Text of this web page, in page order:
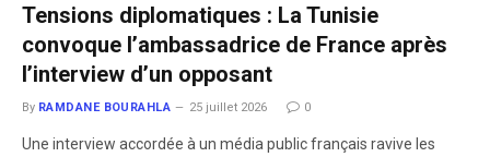
Tensions diplomatiques : La Tunisie
convoque l’ambassadrice de France après
l’interview d’un opposant
By RAMDANE BOURAHLA 25 juillet 2026 0
​Une interview accordée à un média public français ravive les